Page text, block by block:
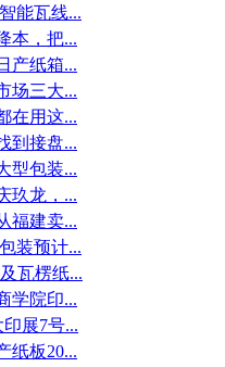
能瓦线...
本，把...
产纸箱...
场三大...
在用这...
到接盘...
型包装...
玖龙，...
福建卖...
装预计...
瓦楞纸...
学院印...
展7号...
纸板20...